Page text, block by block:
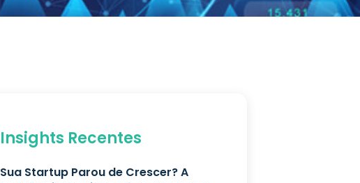
Insights Recentes
Sua Startup Parou de Crescer? A